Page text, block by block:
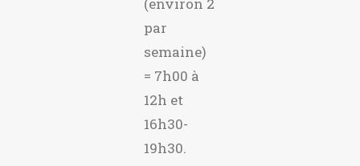
par
semaine)
= 7h00 à
12h et
16h30-
19h30.